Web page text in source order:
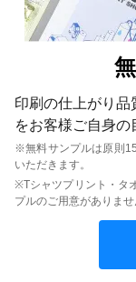
印刷の仕上がり
をお客様ご自身の
※無料サンプルは原則
いただきます。
※Tシャツプリント・タ
プルのご用意がありませ